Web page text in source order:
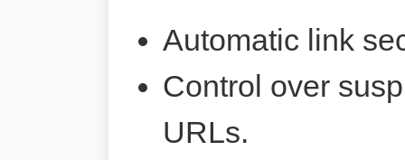
Automatic link
Control over
URLs.